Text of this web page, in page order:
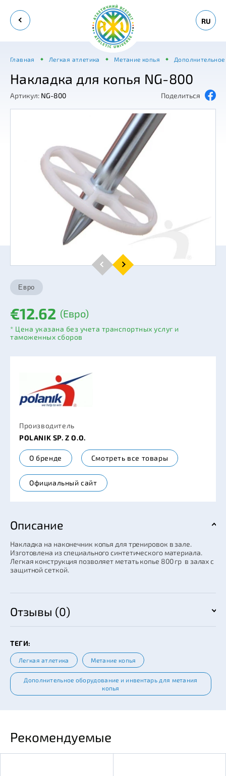
RU
Главная Легкая атлетика Метание копья
Артикул: NG-800 Поделиться
Накладка для копья NG-800
€12.62 (Евро)
* Цена указана без учета транспортных услуг и
таможенных сборов
Производитель
POLANIK SP. Z O.O.
О бренде Смотреть все товары
Официальный сайт
Описание
Накладка на наконечник копья для тренировок в зале.
Изготовлена из специального синтетического материала.
Легкая конструкция позволяет метать копье 800 гр в залах с
защитной сеткой.
Отзывы (0)
ТЕГИ:
Легкая атлетика Метание копья
Дополнительное оборудование и инвентарь для метания
копья
Рекомендуемые